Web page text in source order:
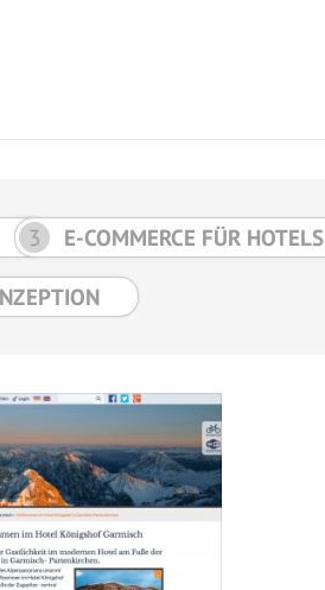
3 E-COMMERCE FÜR HOTELS